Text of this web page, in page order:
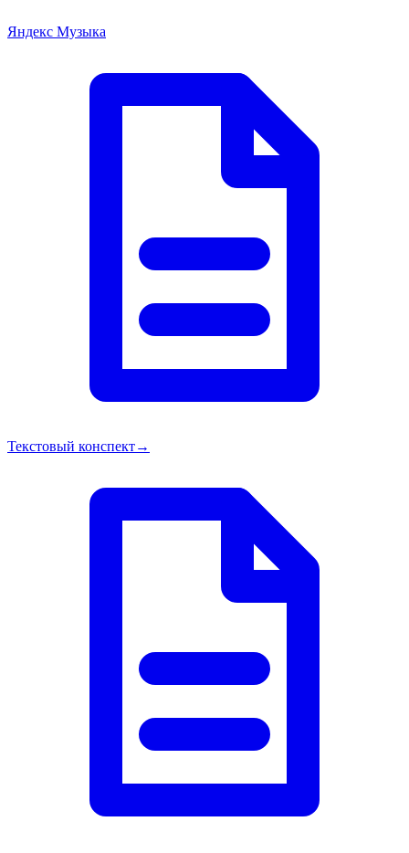
Яндекс Музыка
Текстовый конспект→